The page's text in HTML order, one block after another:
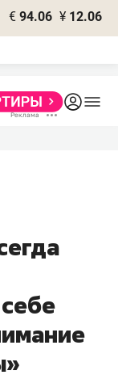
€ 94.06 ¥ 12.06